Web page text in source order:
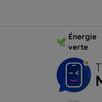
Énergie
verte